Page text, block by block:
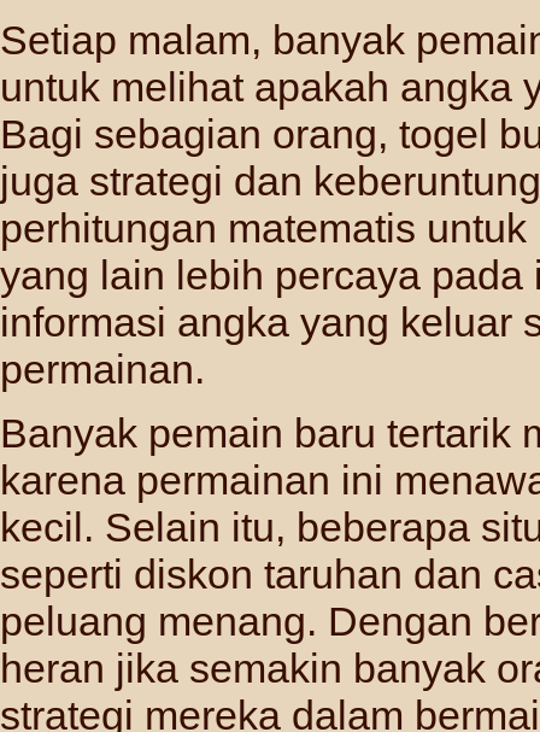
Setiap malam, banyak
untuk melihat apakah angka
Bagi sebagian orang, togel
juga strategi dan
perhitungan matematis
yang lain lebih percaya pada
informasi angka yang keluar
permainan.
Banyak pemain baru tertarik
karena permainan ini
kecil. Selain itu, beberapa
seperti diskon taruhan dan
peluang menang. Dengan
heran jika semakin banyak
strategi mereka dalam